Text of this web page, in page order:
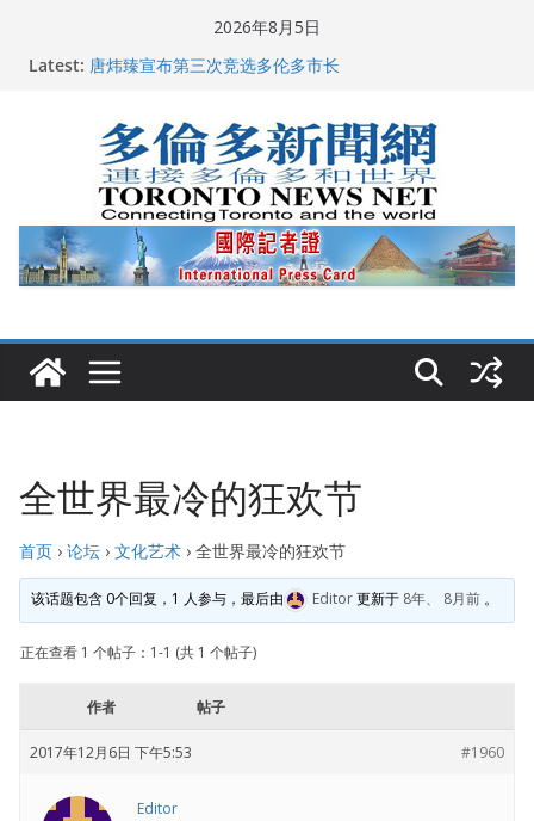
2026年8月5日
Latest:
2026深圳国际佛事用品展览会暨沉香文化艺术展开幕盛
典纪实
龚晓华参加多伦多骄傲大游行 与市民分享竞选理念
多伦多市长选举拉开帷幕 多名华人候选人宣布角逐
全世界最冷的狂欢节
首页 › 论坛 › 文化艺术 › 全世界最冷的狂欢节
该话题包含 0个回复，1 人参与，最后由 Editor更新于 8年、 8月前 。
正在查看 1 个帖子：1-1 (共 1 个帖子)
作者 帖子
2017年12月6日 下午5:53 #1960
Editor